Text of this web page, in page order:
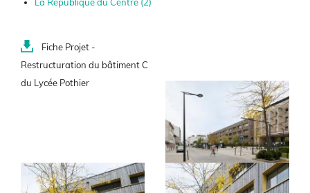
Document(s)
Fiche Projet -
Restructuration du bâtiment C
du Lycée Pothier